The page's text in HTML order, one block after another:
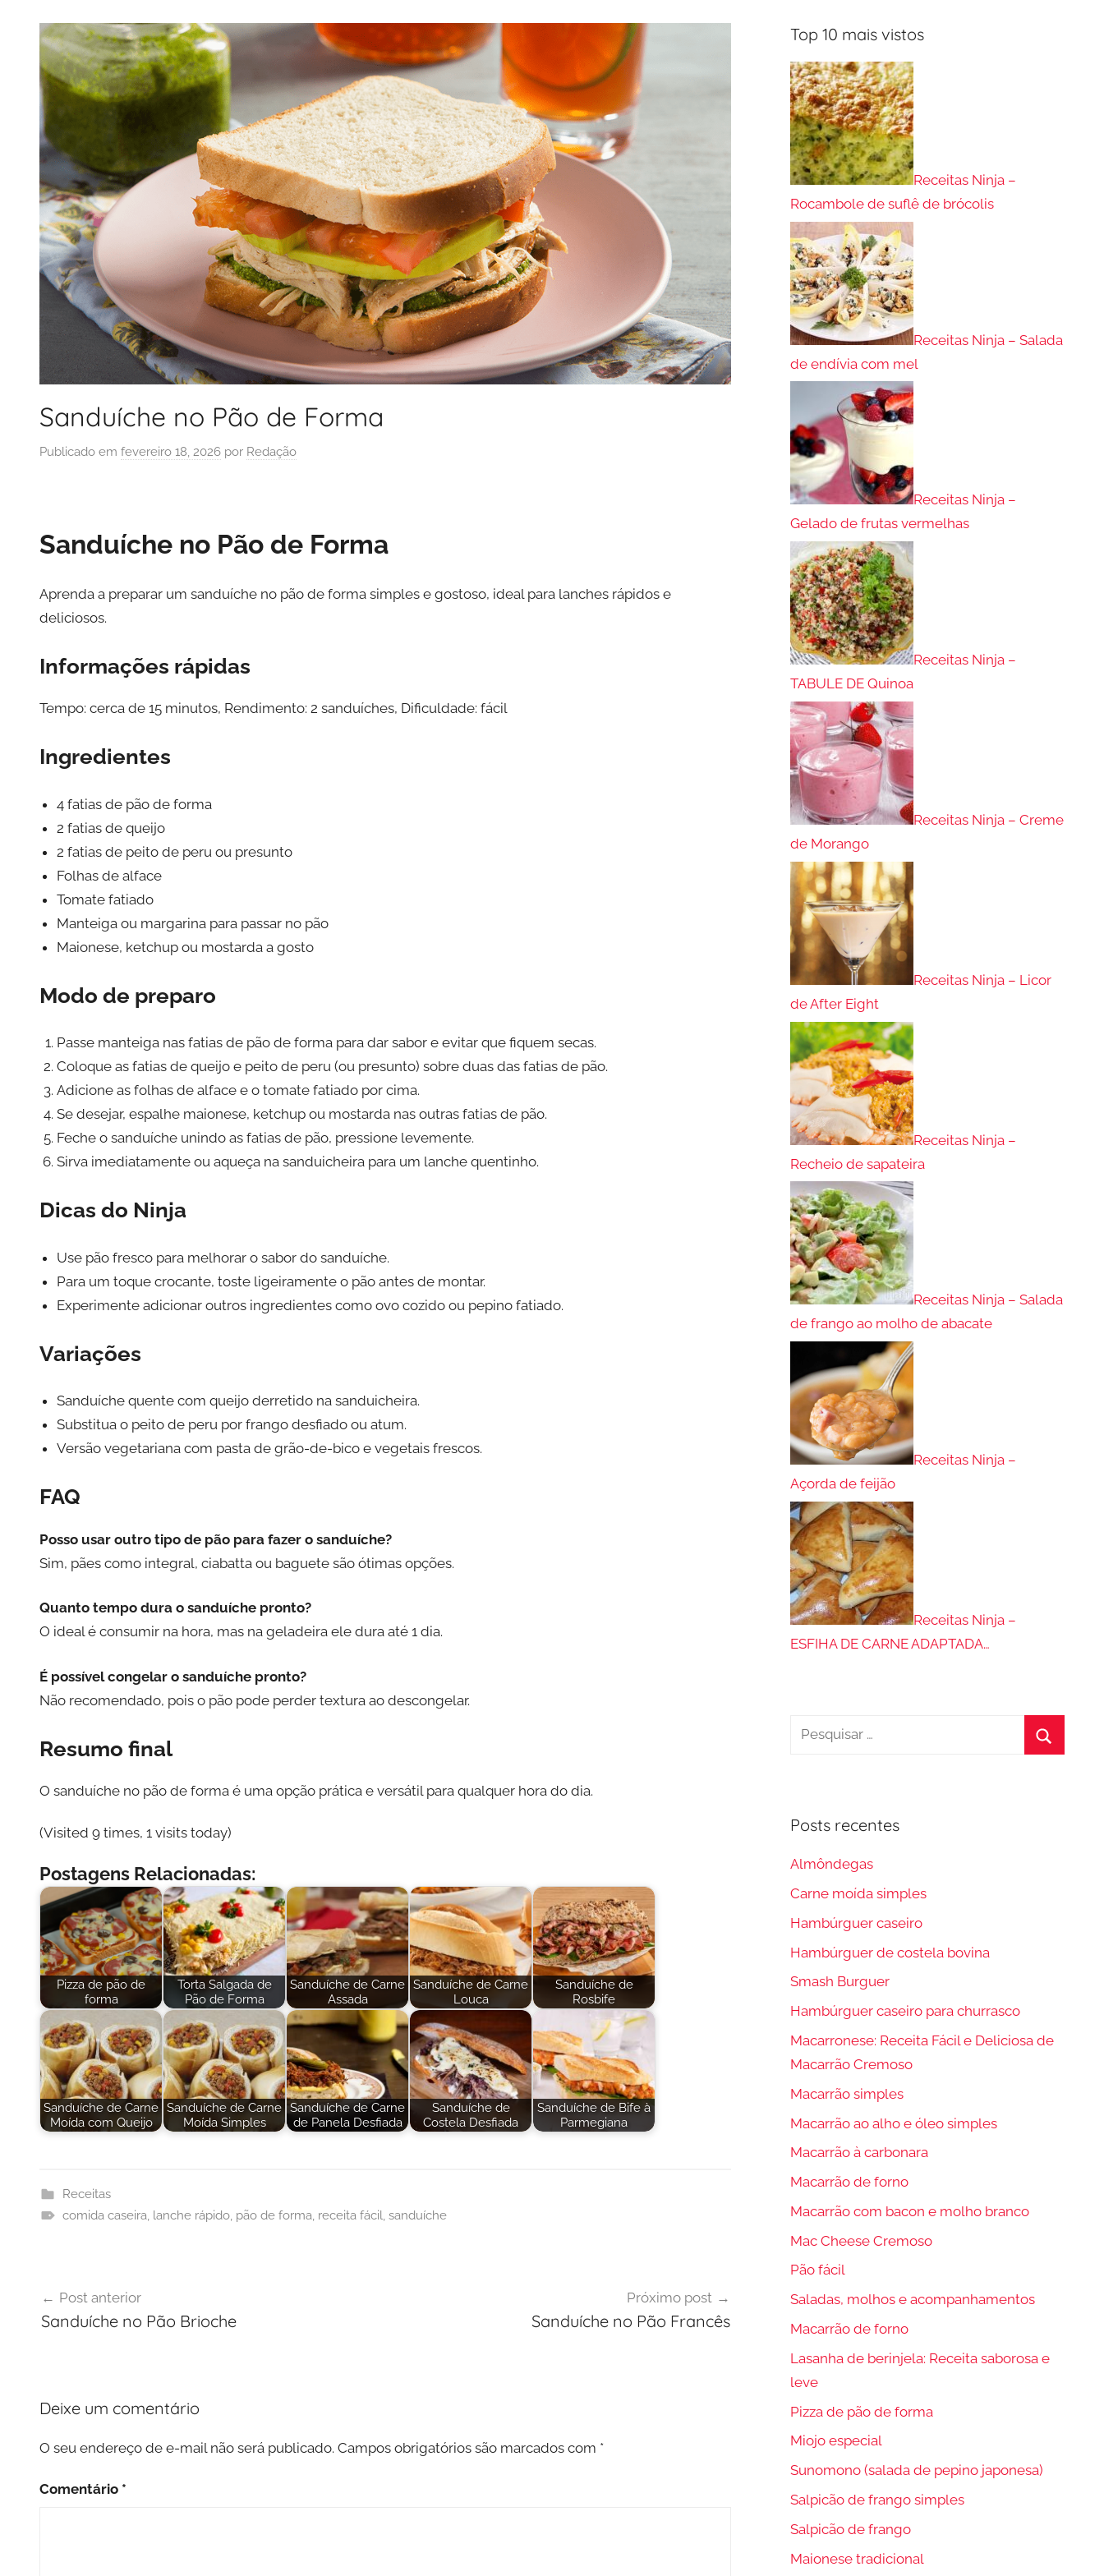
Sanduíche no Pão de Forma
Publicado em fevereiro 18, 2026 por Redação
Sanduíche no Pão de Forma
Aprenda a preparar um sanduíche no pão de forma simples e gostoso, ideal para lanches rápidos e
deliciosos.
Informações rápidas
Tempo: cerca de 15 minutos, Rendimento: 2 sanduíches, Dificuldade: fácil
Ingredientes
4 fatias de pão de forma
2 fatias de queijo
2 fatias de peito de peru ou presunto
Folhas de alface
Tomate fatiado
Manteiga ou margarina para passar no pão
Maionese, ketchup ou mostarda a gosto
Modo de preparo
Passe manteiga nas fatias de pão de forma para dar sabor e evitar que fiquem secas.
Coloque as fatias de queijo e peito de peru (ou presunto) sobre duas das fatias de pão.
Adicione as folhas de alface e o tomate fatiado por cima.
Se desejar, espalhe maionese, ketchup ou mostarda nas outras fatias de pão.
Feche o sanduíche unindo as fatias de pão, pressione levemente.
Sirva imediatamente ou aqueça na sanduicheira para um lanche quentinho.
Dicas do Ninja
Use pão fresco para melhorar o sabor do sanduíche.
Para um toque crocante, toste ligeiramente o pão antes de montar.
Experimente adicionar outros ingredientes como ovo cozido ou pepino fatiado.
Variações
Sanduíche quente com queijo derretido na sanduicheira.
Substitua o peito de peru por frango desfiado ou atum.
Versão vegetariana com pasta de grão-de-bico e vegetais frescos.
FAQ
Posso usar outro tipo de pão para fazer o sanduíche?
Sim, pães como integral, ciabatta ou baguete são ótimas opções.
Quanto tempo dura o sanduíche pronto?
O ideal é consumir na hora, mas na geladeira ele dura até 1 dia.
É possível congelar o sanduíche pronto?
Não recomendado, pois o pão pode perder textura ao descongelar.
Resumo final
O sanduíche no pão de forma é uma opção prática e versátil para qualquer hora do dia.
(Visited 9 times, 1 visits today)
Postagens Relacionadas:
Pizza de pão de
forma
Torta Salgada de
Pão de Forma
Sanduíche de Carne
Assada
Sanduíche de Carne
Louca
Sanduíche de
Rosbife
Sanduíche de Carne
Moída com Queijo
Sanduíche de Carne
Moída Simples
Sanduíche de Carne
de Panela Desfiada
Sanduíche de
Costela Desfiada
Sanduíche de Bife à
Parmegiana
Receitas
comida caseira lanche rápido, pão de forma receita fácil sanduíche
de
Post anterior
Sanduíche no Pão Brioche
Próximo post
Sanduíche no Pão Francês
Deixe um comentário
O seu endereço de e-mail não será publicado. Campos obrigatórios são marcados com *
Comentário *
Top 10 mais vistos
Receitas Ninja –
Rocambole de suflê de brócolis
Receitas Ninja – Salada
de endívia com mel
Receitas Ninja –
Gelado de frutas vermelhas
Receitas Ninja –
TABULE DE Quinoa
Receitas Ninja – Creme
de Morango
Receitas Ninja – Licor
de After Eight
Receitas Ninja –
Recheio de sapateira
Receitas Ninja – Salada
de frango ao molho de abacate
Receitas Ninja –
Açorda de feijão
Receitas Ninja –
ESFIHA DE CARNE ADAPTADA…
Pesquisar
Posts recentes
Almôndegas
Carne moída simples
Hambúrguer caseiro
Hambúrguer de costela bovina
Smash Burguer
Hambúrguer caseiro para churrasco
Macarronese: Receita Fácil e Deliciosa de
Macarrão Cremoso
Macarrão simples
Macarrão ao alho e óleo simples
Macarrão à carbonara
Macarrão de forno
Macarrão com bacon e molho branco
Mac Cheese Cremoso
Pão fácil
Saladas, molhos e acompanhamentos
Macarrão de forno
Lasanha de berinjela: Receita saborosa e
leve
Pizza de pão de forma
Miojo especial
Sunomono (salada de pepino japonesa)
Salpicão de frango simples
Salpicão de frango
Maionese tradicional